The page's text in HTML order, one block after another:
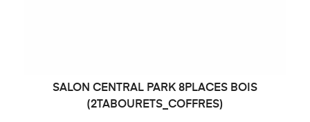
SALON CENTRAL PARK 8PLACES BOIS
(2TABOURETS_COFFRES)